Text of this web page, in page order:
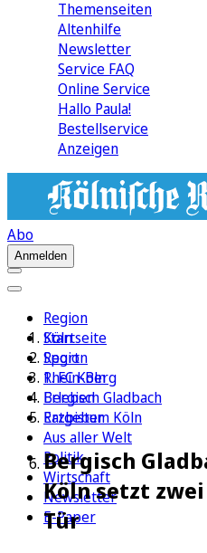
Themenseiten
Altenhilfe
Newsletter
Service FAQ
Online Service
Hallo Paula!
Bestellservice
Anzeigen
Abo
Anmelden
Region
Köln
Sport
1. FC Köln
Erleben
Ratgeber
Aus aller Welt
Politik
Wirtschaft
Newsletter
E-Paper
Startseite
Region
Rhein-Berg
Bergisch Gladbach
Erzbistum Köln
Bergisch
Köln setzt
Tür